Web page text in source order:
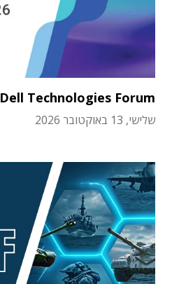
Dell Technologies Forum
שלישי, 13 באוקטובר 2026